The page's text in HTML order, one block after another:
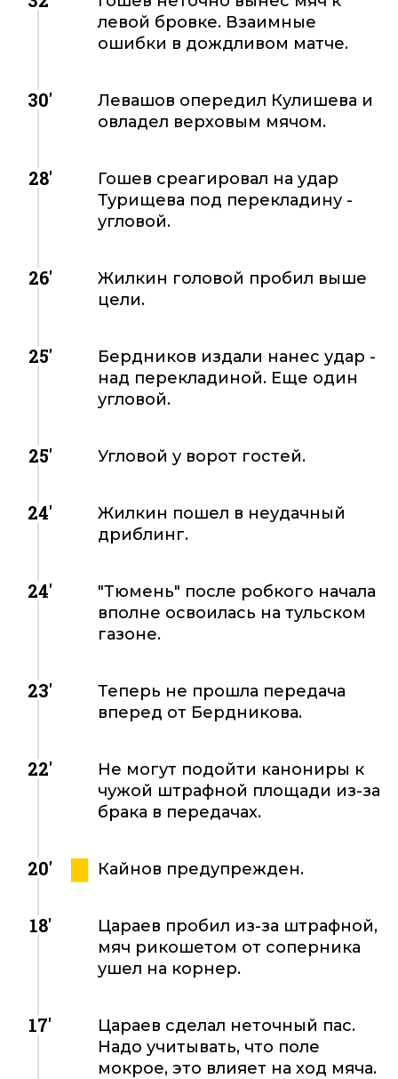
левой бровке. Взаимные
ошибки в дождливом матче.
30'
Левашов опередил Кулишева и
овладел верховым мячом.
28'
Гошев среагировал на удар
Турищева под перекладину -
угловой.
26'
Жилкин головой пробил выше
цели.
25'
Бердников издали нанес удар -
над перекладиной. Еще один
угловой.
25' Угловой у ворот гостей.
24'
Жилкин пошел в неудачный
дриблинг.
24'
"Тюмень" после робкого начала
вполне освоилась на тульском
газоне.
23'
Теперь не прошла передача
вперед от Бердникова.
22'
Не могут подойти канониры к
чужой штрафной площади из-за
брака в передачах.
20' Кайнов предупрежден.
18'
Цараев пробил из-за штрафной,
мяч рикошетом от соперника
ушел на корнер.
17'
Цараев сделал неточный пас.
Надо учитывать, что поле
мокрое, это влияет на ход мяча.